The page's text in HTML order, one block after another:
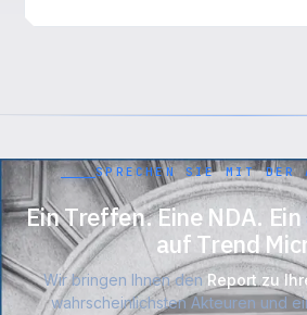
SPRECHEN SIE MIT DER
Ein Treffen. Eine NDA. Ein
auf Trend
Wir bringen Ihnen den Report zu
wahrscheinlichsten Akteuren und